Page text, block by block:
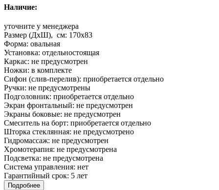
Наличие:
уточните у менеджера
Размер (ДхШ), см: 170x83
Форма: овальная
Установка: отдельностоящая
Каркас: не предусмотрен
Ножки: в комплекте
Сифон (слив-перелив): приобретается отдельно
Ручки: не предусмотрены
Подголовник: приобретается отдельно
Экран фронтальный: не предусмотрен
Экраны боковые: не предусмотрен
Смеситель на борт: приобретается отдельно
Шторка стеклянная: не предусмотрено
Гидромассаж: не предусмотрен
Хромотерапия: не предусмотрена
Подсветка: не предусмотрена
Система управления: нет
Гарантийный срок: 5 лет
Подробнее